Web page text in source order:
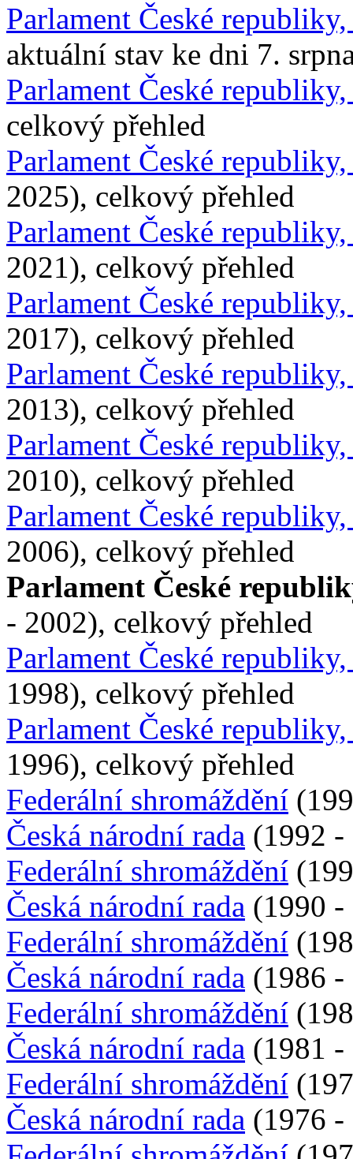
Parlament České
aktuální stav ke dni 7.
Parlament České
celkový přehled
Parlament České
2025), celkový přehled
Parlament České
2021), celkový přehled
Parlament České
2017), celkový přehled
Parlament České
2013), celkový přehled
Parlament České
2010), celkový přehled
Parlament České
2006), celkový přehled
Parlament České
- 2002), celkový přehled
Parlament České
1998), celkový přehled
Parlament České
1996), celkový přehled
Federální shromáždění
Česká národní rada (1992 -
Federální shromáždění
Česká národní rada (1990 -
Federální shromáždění
Česká národní rada (1986 -
Federální shromáždění
Česká národní rada (1981 -
Federální shromáždění
Česká národní rada (1976 -